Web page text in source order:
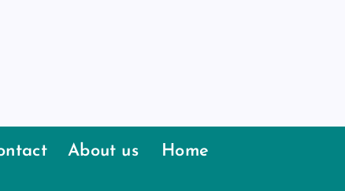
Home
About us